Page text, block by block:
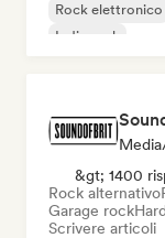
Rock elettronico
Indie rock
&gt; 1400
Rock alternativo
Garage rock
Scrivere articoli